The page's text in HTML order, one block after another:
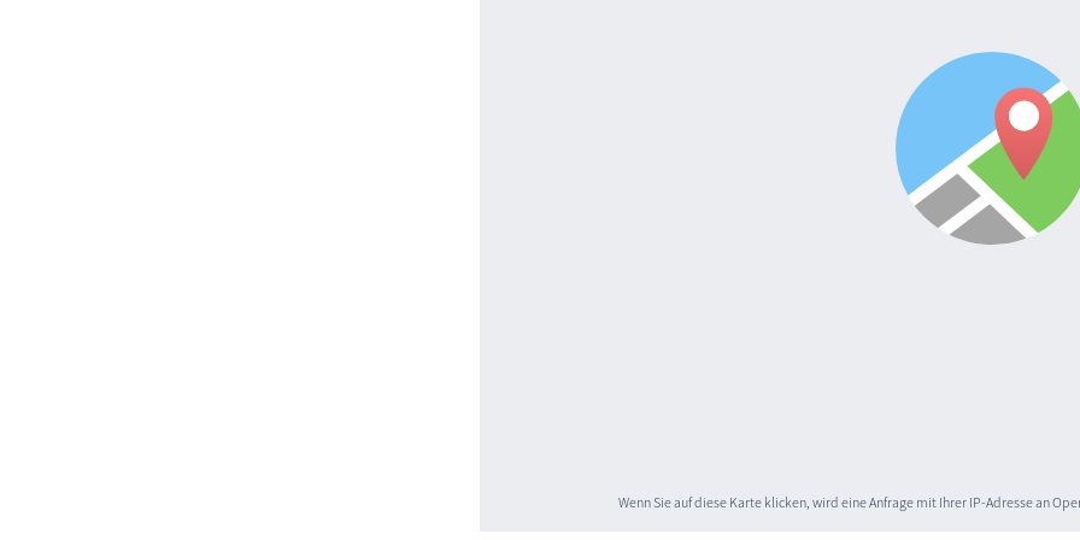
Wenn Sie auf diese Karte klicken, wird eine Anfrage mit Ihrer IP-Adresse an